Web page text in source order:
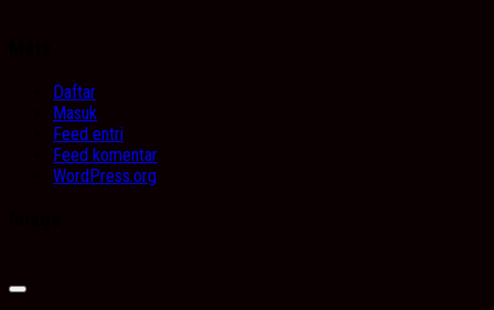
Daftar
Masuk
Feed entri
Feed komentar
WordPress.org
Expand